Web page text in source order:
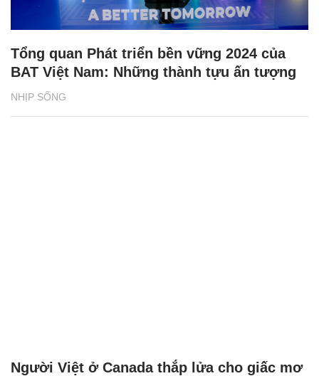
NHỊP SỐNG
Tổng quan Phát triển bền vững 2024 của
BAT Việt Nam: Những thành tựu ấn tượng
Người Việt ở Canada thắp lửa cho giấc mơ